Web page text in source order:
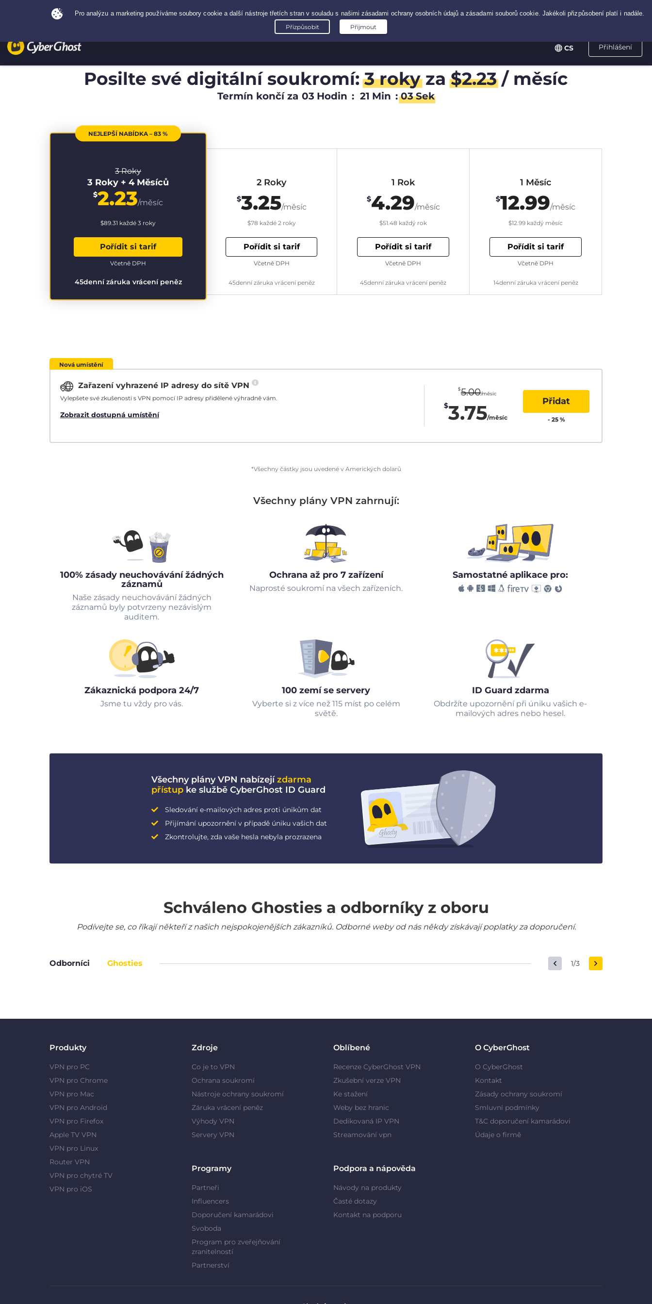
Přihlášení
CS
Posilte své digitální soukromí:3 rokyza$2.23/ měsíc
Termín končí za 03 Hodin : 21 Min : 02 Sek
NEJLEPŠÍ NABÍDKA – 83 %
3 Roky
3 Roky + 4 Měsíců
$2.23/měsíc
$89.31 každé 3 roky
Pořídit si tarif
45denní záruka vrácení peněz
Včetně DPH
2 Roky
$3.25/měsíc
$78 každé 2 roky
Pořídit si tarif
45denní záruka vrácení peněz
Včetně DPH
1 Rok
$4.29/měsíc
$51.48 každý rok
Pořídit si tarif
45denní záruka vrácení peněz
Včetně DPH
1 Měsíc
$12.99/měsíc
$12.99 každý měsíc
Pořídit si tarif
14denní záruka vrácení peněz
Včetně DPH
Nová umístění
Zařazení vyhrazené IP adresy do sítě VPN
Vylepšete své zkušenosti s VPN pomocí IP adresy přidělené výhradně vám.
Zobrazit dostupná umístění
$5.00/měsíc
$3.75/měsíc
Přidat
- 25%
*Všechny částky jsou uvedené v Amerických dolarů
Všechny plány VPN zahrnují:
100% zásady neuchovávání žádných
záznamů
Naše zásady neuchovávání žádných
záznamů byly potvrzeny nezávislým
auditem.
Ochrana až pro 7 zařízení
Naprosté soukromí na všech zařízeních.
Samostatné aplikace pro:
Zákaznická podpora 24/7
Jsme tu vždy pro vás.
100 zemí se servery
Vyberte si z více než 115 míst po celém
světě.
ID Guard zdarma
Obdržíte upozornění při úniku vašich e-
mailových adres nebo hesel.
Všechny plány VPN nabízejízdarma
přístup ke službě CyberGhost ID Guard
Sledování e-mailových adres proti únikům dat
Přijímání upozornění v případě úniku vašich dat
Zkontrolujte, zda vaše hesla nebyla prozrazena
Schváleno Ghosties a odborníky z oboru
Podívejte se, co říkají někteří z našich nejspokojenějších zákazníků. Odborné weby od nás někdy získávají poplatky za doporučení.
Odborníci Ghosties 1/3
Produkty
VPN pro PC
VPN pro Chrome
VPN pro Mac
VPN pro Android
VPN pro Firefox
Apple TV VPN
VPN pro Linux
Router VPN
VPN pro chytré TV
VPN pro iOS
Zdroje
Co je to VPN
Ochrana soukromí
Nástroje ochrany soukromí
Záruka vrácení peněz
Výhody VPN
Servery VPN
Oblíbené
Recenze CyberGhost VPN
Zkušební verze VPN
Ke stažení
Weby bez hranic
Dedikovaná IP VPN
Streamování vpn
O CyberGhost
O CyberGhost
Kontakt
Zásady ochrany soukromí
Smluvní podmínky
T&C doporučení kamarádovi
Údaje o firmě
Programy
Partneři
Influencers
Doporučení kamarádovi
Svoboda
Program pro zveřejňování
zranitelností
Partnerství
Podpora a nápověda
Návody na produkty
Časté dotazy
Kontakt na podporu